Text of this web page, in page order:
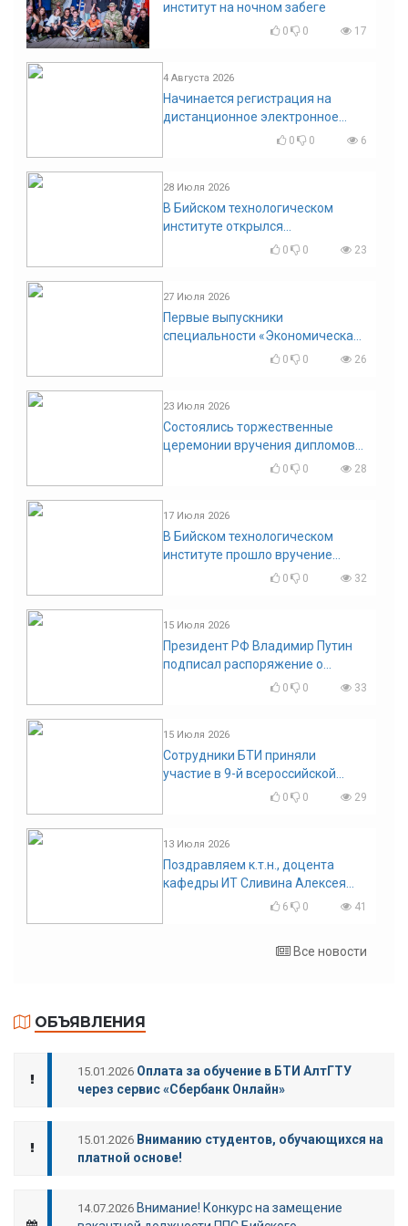
институт на ночном забеге
0 0 17
4 Августа 2026
Начинается регистрация на
дистанционное электронное
голосование на выборы!
0 0 6
28 Июля 2026
В Бийском технологическом
институте открылся
диссертационный совет!
0 0 23
27 Июля 2026
Первые выпускники
специальности «Экономическая
0 0 26
23 Июля 2026
Состоялись торжественные
церемонии вручения дипломов
0 0 28
17 Июля 2026
В Бийском технологическом
институте прошло вручение
0 0 32
15 Июля 2026
Президент РФ Владимир Путин
подписал распоряжение о
поощрении граждан и трудовых
0 0 33
15 Июля 2026
Сотрудники БТИ приняли
участие в 9-й всероссийской
конференции по задачам со
0 0 29
13 Июля 2026
Поздравляем к.т.н., доцента
кафедры ИТ Сливина Алексея
Николаевича с юбилеем!
6 0 41
Все новости
ОБЪЯВЛЕНИЯ
15.01.2026 Оплата за обучение в БТИ АлтГТУ
через сервис «Сбербанк Онлайн»
15.01.2026 Вниманию студентов, обучающихся на
платной основе!
14.07.2026 Внимание! Конкурс на замещение